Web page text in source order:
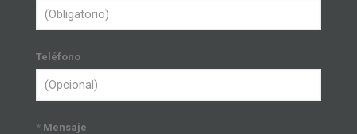
Teléfono
* Mensaje